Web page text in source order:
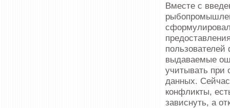
Вместе с
выдаваемые
учитывать при
данных.
конфликты,
зависнуть, а